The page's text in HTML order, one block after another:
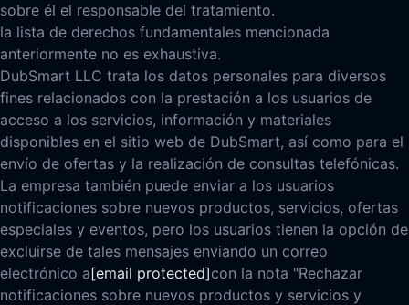
sobre él el responsable del tratamiento.
la lista de derechos fundamentales mencionada
anteriormente no es exhaustiva.
DubSmart LLC trata los datos personales para diversos
fines relacionados con la prestación a los usuarios de
acceso a los servicios, información y materiales
disponibles en el sitio web de DubSmart, así como para el
envío de ofertas y la realización de consultas telefónicas.
La empresa también puede enviar a los usuarios
notificaciones sobre nuevos productos, servicios, ofertas
especiales y eventos, pero los usuarios tienen la opción de
excluirse de tales mensajes enviando un correo
electrónico a[email protected]con la nota "Rechazar
notificaciones sobre nuevos productos y servicios y